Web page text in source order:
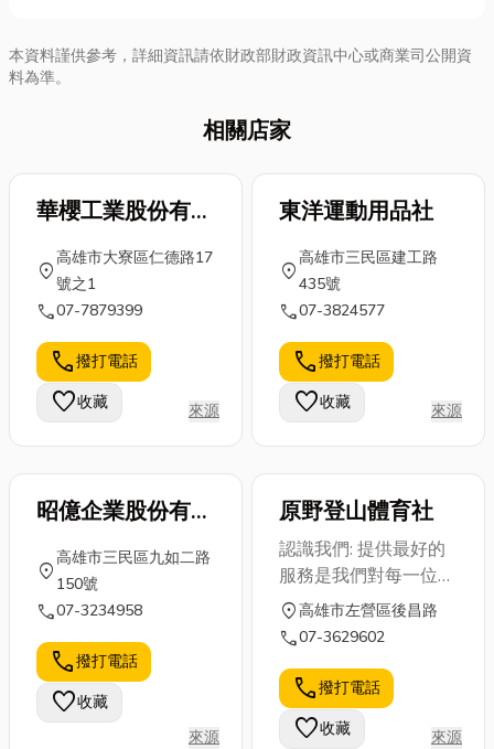
本資料謹供參考，詳細資訊請依財政部財政資訊中心或商業司公開資
料為準。
相關店家
華櫻工業股份有限
公司
location_on
高雄市大寮區仁德路17
號之1
call07-7879399
call撥打電話
favorite收藏 來源
東洋運動用品社
location_on
高雄市三民區建工路
435號
call07-3824577
call撥打電話
favorite收藏 來源
昭億企業股份有限
公司
location_on
高雄市三民區九如二路
150號
call07-3234958
call撥打電話
favorite收藏
來源
原野登山體育社
認識我們: 提供最好的
服務是我們對每一位顧
客努力的目標以及我們
的承諾： ◎「顧客滿
們努力的目標 ◎「滴
滴用心」，我們所服務
的產品，都是用心做，
location_on高雄市左營區後昌路
call07-3629602
call撥打電話
favorite收藏 來源